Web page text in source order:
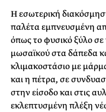
Η εσωτερική
παλέτα εμπνευσμένη
όπως το φυσικό ξύλο
μωσαϊκού στα δάπεδα
κλιμακοστάσιο με
και η πέτρα, σε
στην είσοδο και στις
εκλεπτυσμένη πλέξη